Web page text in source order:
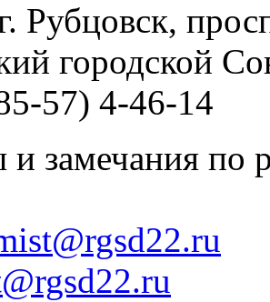
Рубцовск,
городской
57) 4-46-14
замечания по